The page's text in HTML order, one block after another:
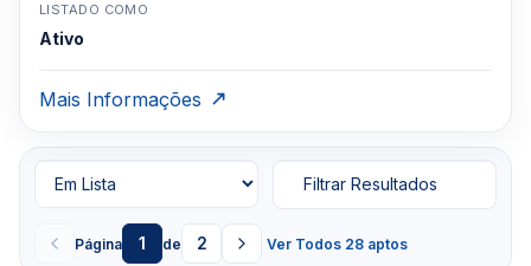
LISTADO COMO
Ativo
Mais Informações
Página 1 de 2 Ver Todos 28 aptos
Filtrar Resultados